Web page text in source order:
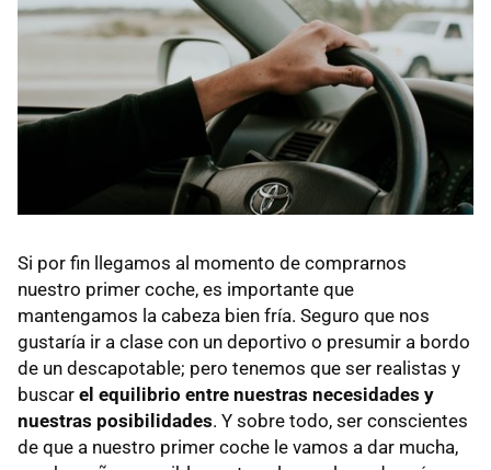
Si por fin llegamos al momento de comprarnos
nuestro primer coche, es importante que
mantengamos la cabeza bien fría. Seguro que nos
gustaría ir a clase con un deportivo o presumir a bordo
de un descapotable; pero tenemos que ser realistas y
buscar el equilibrio entre nuestras necesidades y
nuestras posibilidades. Y sobre todo, ser conscientes
de que a nuestro primer coche le vamos a dar mucha,